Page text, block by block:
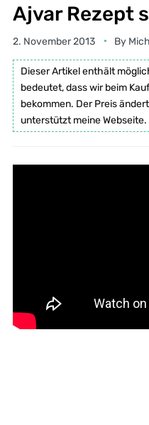
Ajvar Rezept
2. November 2013 By
Dieser Artikel enthält
bedeutet, dass wir beim
bekommen. Der Preis
unterstützt meine Webseite.